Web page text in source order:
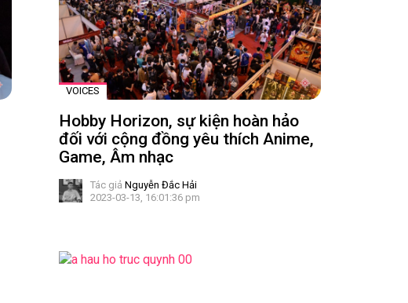
VOICES
Hobby Horizon, sự kiện hoàn hảo
đối với cộng đồng yêu thích Anime,
Game, Âm nhạc
Tác giả Nguyễn Đắc Hải
2023-03-13, 16:01:36 pm